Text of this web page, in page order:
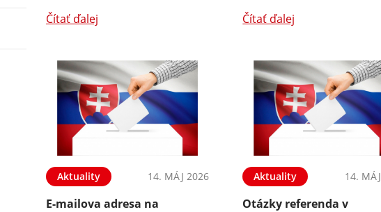
Čítať ďalej Čítať ďalej
Aktuality 14. MÁJ 2026
E-mailova adresa na
Aktuality 14.
Otázky referenda v